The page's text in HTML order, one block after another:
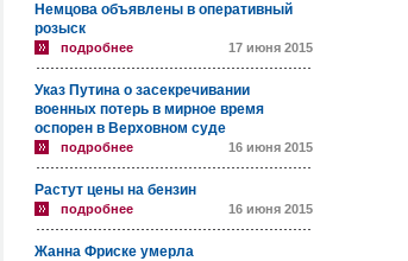
Немцова объявлены в оперативный
розыск
подробнее 17 июня 2015
Указ Путина о засекречивании
военных потерь в мирное время
оспорен в Верховном суде
подробнее 16 июня 2015
Растут цены на бензин
подробнее 16 июня 2015
Жанна Фриске умерла